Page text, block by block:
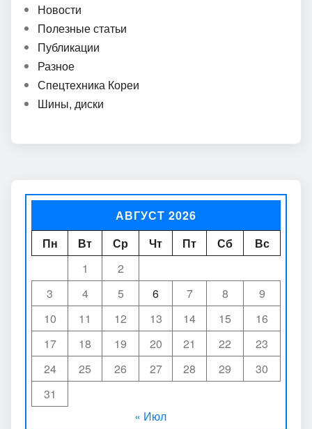
Новости
Полезные статьи
Публикации
Разное
Спецтехника Кореи
Шины, диски
АВГУСТ 2026
Пн
Вт Ср Чт Пт Сб
Вс
1
2
3
4 5 6 7 8
9
10
11 12 13 14 15
16
17
18 19 20 21 22
23
24
25 26 27 28 29
30
31
« Июл